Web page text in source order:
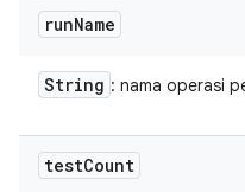
runName
String : nama operasi
testCount